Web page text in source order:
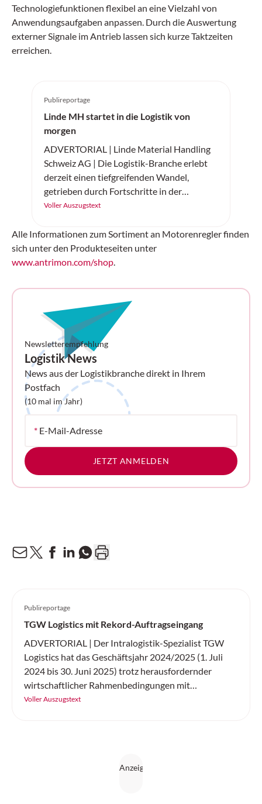
Technologiefunktionen flexibel an eine Vielzahl von
Anwendungsaufgaben anpassen. Durch die Auswertung
externer Signale im Antrieb lassen sich kurze Taktzeiten
erreichen.
Publireportage
Linde MH startet in die Logistik von
morgen
ADVERTORIAL | Linde Material Handling
Schweiz AG | Die Logistik-Branche erlebt
derzeit einen tiefgreifenden Wandel,
getrieben durch Fortschritte in der
künstlichen Intelligenz (KI) und
Schweiz präsentiert zwei bahnbrechende
Innovationen, die den Materialfluss
revolutionieren: die KI-gestützte
sowie die neue Elektrostapler-Baureihe
«The Next Champ». Diese Entwicklungen
werden nicht nur die Effizienz steigern,
sondern auch die Wettbewerbsfähigkeit
von Unternehmen nachhaltig verbessern.
Voller Auszugstext
Alle Informationen zum Sortiment an Motorenregler finden
sich unter den Produkteseiten unter
www.antrimon.com/shop.
Newsletterempfehlung
Logistik News
News aus der Logistikbranche direkt in Ihrem
Postfach
(10 mal im Jahr)
* E-Mail-Adresse
JETZT ANMELDEN
Publireportage
TGW Logistics mit Rekord-Auftragseingang
ADVERTORIAL | Der Intralogistik-Spezialist TGW
Logistics hat das Geschäftsjahr 2024/2025 (1. Juli
2024 bis 30. Juni 2025) trotz herausfordernder
wirtschaftlicher Rahmenbedingungen mit
Rekordwerten abgeschlossen. Der Umsatz des
leicht das Allzeit-Hoch des Vorjahres. Das Ergebnis
Voller Auszugstext